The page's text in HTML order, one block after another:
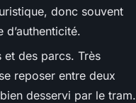
donc souvent
des parcs. Très
reposer entre deux
desservi par le tram.